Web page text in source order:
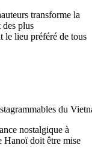
transforme la
des plus
le lieu préféré de tous
du
nostalgique à
Hanoï doit être mise